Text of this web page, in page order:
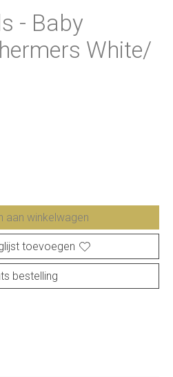
- Baby
White/
aan winkelwagen
toevoegen
bestelling